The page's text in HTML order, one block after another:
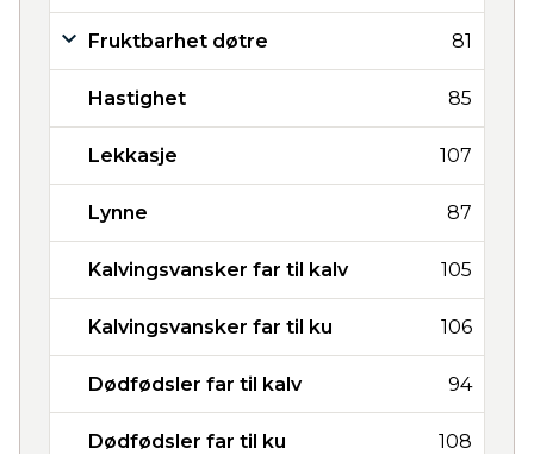
Fruktbarhet døtre 81
Hastighet 85
Lekkasje 107
Lynne 87
Kalvingsvansker far til kalv 105
Kalvingsvansker far til ku 106
Dødfødsler far til kalv 94
Dødfødsler far til ku 108